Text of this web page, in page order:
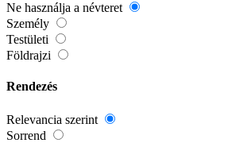
Ne használja a névteret
Személy
Testületi
Földrajzi
Rendezés
Relevancia szerint
Sorrend